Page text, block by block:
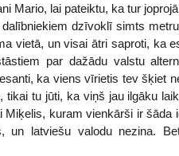
Mario, lai pateiktu, ka tur
dzīvoklī simts
vietā, un visai ātri saproti, ka
par dažādu valstu
ka viens vīrietis tev šķiet
tu jūti, ka viņš jau ilgāku
kuram vienkārši ir šāda
un latviešu valodu nezina.